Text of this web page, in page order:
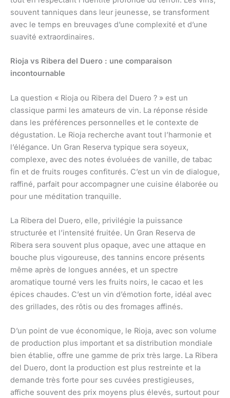
souvent tanniques dans leur jeunesse, se transforment
avec le temps en breuvages d’une complexité et d’une
suavité extraordinaires.
Rioja vs Ribera del Duero : une comparaison
incontournable
La question « Rioja ou Ribera del Duero ? » est un
classique parmi les amateurs de vin. La réponse réside
dans les préférences personnelles et le contexte de
dégustation. Le Rioja recherche avant tout l’harmonie et
l’élégance. Un Gran Reserva typique sera soyeux,
complexe, avec des notes évoluées de vanille, de tabac
fin et de fruits rouges confiturés. C’est un vin de dialogue,
raffiné, parfait pour accompagner une cuisine élaborée ou
pour une méditation tranquille.
La Ribera del Duero, elle, privilégie la puissance
structurée et l’intensité fruitée. Un Gran Reserva de
Ribera sera souvent plus opaque, avec une attaque en
bouche plus vigoureuse, des tannins encore présents
même après de longues années, et un spectre
aromatique tourné vers les fruits noirs, le cacao et les
épices chaudes. C’est un vin d’émotion forte, idéal avec
des grillades, des rôtis ou des fromages affinés.
D’un point de vue économique, le Rioja, avec son volume
de production plus important et sa distribution mondiale
bien établie, offre une gamme de prix très large. La Ribera
del Duero, dont la production est plus restreinte et la
demande très forte pour ses cuvées prestigieuses,
affiche souvent des prix moyens plus élevés, surtout pour